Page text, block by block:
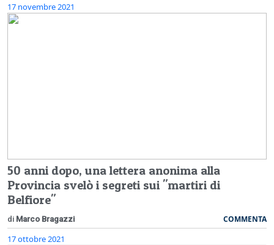
17 novembre 2021
50 anni dopo, una lettera anonima alla
Provincia svelò i segreti sui "martiri di
Belfiore"
di Marco Bragazzi COMMENTA
17 ottobre 2021